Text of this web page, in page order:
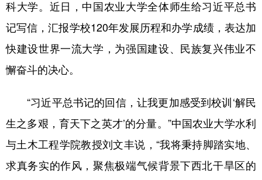
Deutsch Português
科大学。近日，中国农业大学全体师生给习近平总书
记写信，汇报学校120年发展历程和办学成绩，表达加
快建设世界一流大学，为强国建设、民族复兴伟业不
懈奋斗的决心。
“习近平总书记的回信，让我更加感受到校训‘解民
生之多艰，育天下之英才’的分量。”中国农业大学水利
与土木工程学院教授刘文丰说，“我将秉持脚踏实地、
求真务实的作风，聚焦极端气候背景下西北干旱区的